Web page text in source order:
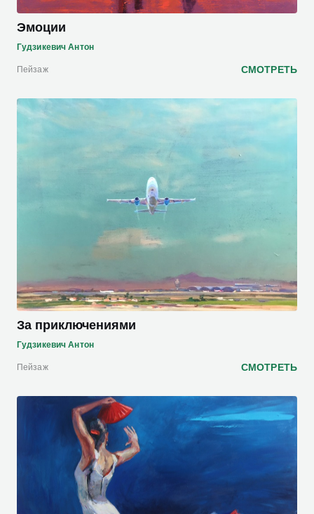
Эмоции
Гудзикевич Антон
Пейзаж СМОТРЕТЬ
За приключениями
Гудзикевич Антон
Пейзаж СМОТРЕТЬ